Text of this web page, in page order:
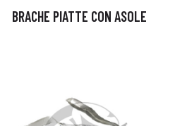
BRACHE PIATTE CON ASOLE